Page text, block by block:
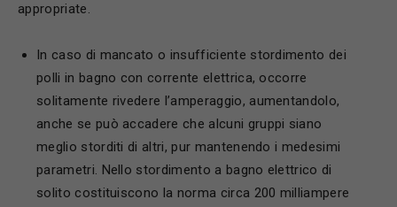
appropriate.
In caso di mancato o insufficiente stordimento dei
polli in bagno con corrente elettrica, occorre
solitamente rivedere l’amperaggio, aumentandolo,
anche se può accadere che alcuni gruppi siano
meglio storditi di altri, pur mantenendo i medesimi
parametri. Nello stordimento a bagno elettrico di
solito costituiscono la norma circa 200 milliampere